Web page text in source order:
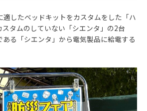
適したベッドキットをカスタムをした「ハ
スタムのしていない「シエンタ」の2台
ある「シエンタ」から電気製品に給電する